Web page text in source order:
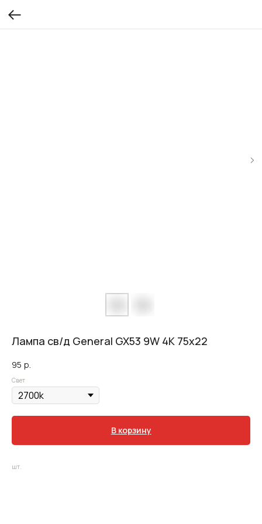
Лампа св/д General GX53 9W 4K 75x22
95 р.
Свет
В корзину
шт.